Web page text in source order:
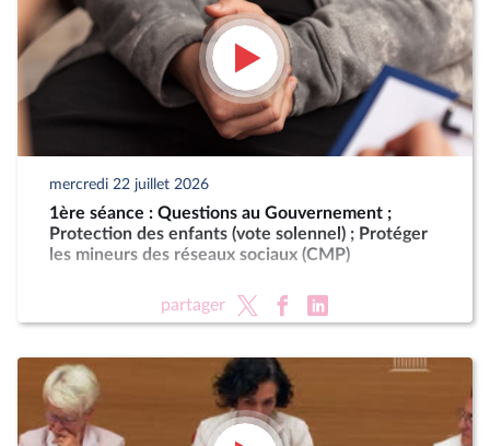
mercredi 22 juillet 2026
1ère séance : Questions au Gouvernement ;
Protection des enfants (vote solennel) ; Protéger
les mineurs des réseaux sociaux (CMP)
partager